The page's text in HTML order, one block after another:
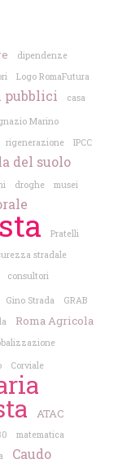
dipendenze
Logo RomaFutura
pubblici casa
Marino
rigenerazione
IPCC
del suolo
droghe
musei
Pratelli
stradale
consultori
Gino Strada
GRAB
Roma Agricola
Corviale
ATAC
matematica
Caudo